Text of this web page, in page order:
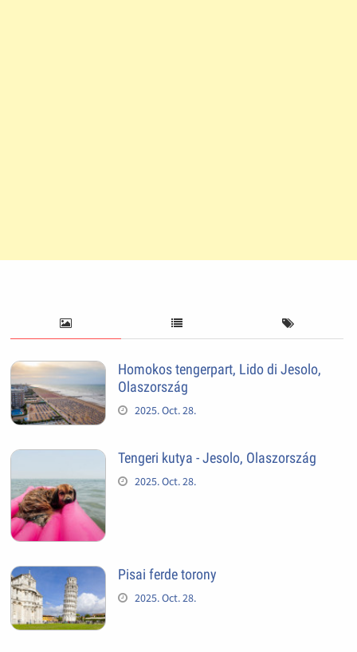
Homokos tengerpart, Lido di Jesolo,
Olaszország
2025. Oct. 28.
Tengeri kutya - Jesolo, Olaszország
2025. Oct. 28.
Pisai ferde torony
2025. Oct. 28.